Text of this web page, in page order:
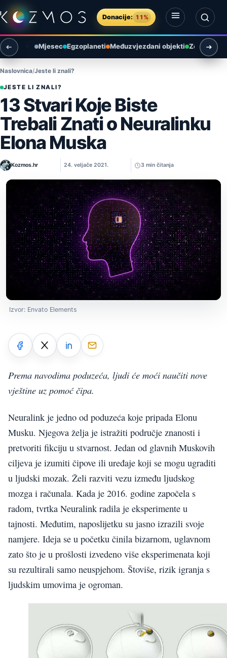
Preskoči na sadržaj
Donacije: 11%
Otvori izbornik
Otvori pretragu
Mjesec Egzoplaneti Međuzvjezdani objekti Zemlja i
Naslovnica Jeste li znali?
JESTE LI ZNALI?
13 Stvari Koje Biste
Trebali Znati o Neuralinku
Elona Muska
Kozmos.hr 24. veljače 2021. 3 min čitanja
Izvor: Envato Elements
Prema navodima poduzeća, ljudi će moći naučiti nove
vještine uz pomoć čipa.
Neuralink je jedno od poduzeća koje pripada Elonu
Musku. Njegova želja je istražiti područje znanosti i
pretvoriti fikciju u stvarnost. Jedan od glavnih Muskovih
ciljeva je izumiti čipove ili uređaje koji se mogu ugraditi
u ljudski mozak. Želi razviti vezu između ljudskog
mozga i računala. Kada je 2016. godine započela s
radom, tvrtka Neuralink radila je eksperimente u
tajnosti. Međutim, naposlijetku su jasno izrazili svoje
namjere. Ideja se u početku činila bizarnom, uglavnom
zato što je u prošlosti izvedeno više eksperimenata koji
su rezultirali samo neuspjehom. Štoviše, rizik igranja s
ljudskim umovima je ogroman.